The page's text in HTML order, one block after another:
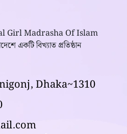
Girl Madrasha Of Islam
একটি বিখ্যাত প্রতিষ্ঠান
Dhaka~1310